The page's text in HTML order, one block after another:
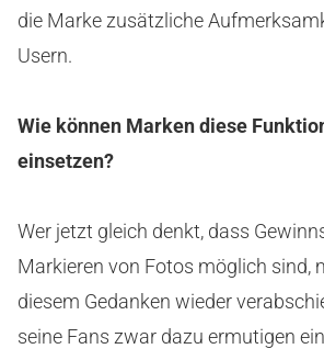
die Marke zusätzliche
Usern.
Wie können Marken diese
einsetzen?
Wer jetzt gleich denkt, dass
Markieren von Fotos möglich sind,
diesem Gedanken wieder
seine Fans zwar dazu ermutigen